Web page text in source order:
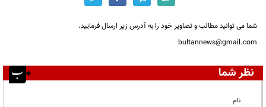
شما می توانید مطالب و تصاویر خود را به آدرس زیر ارسال فرمایید.
bultannews@gmail.com
نظر شما
نام